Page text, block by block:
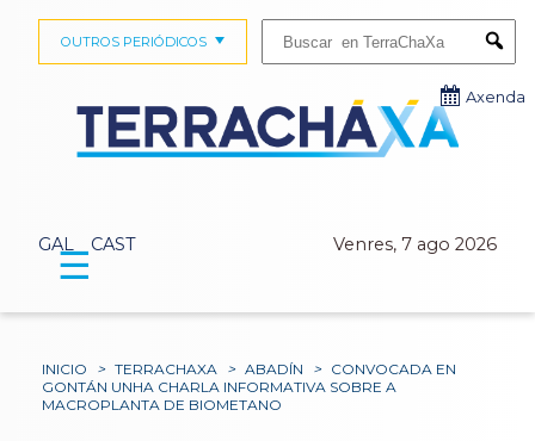
GAL CAST Venres, 7 ago 2026
OUTROS PERIÓDICOS
Axenda
☰
INICIO > TERRACHAXA > ABADÍN > CONVOCADA EN
GONTÁN UNHA CHARLA INFORMATIVA SOBRE A
MACROPLANTA DE BIOMETANO